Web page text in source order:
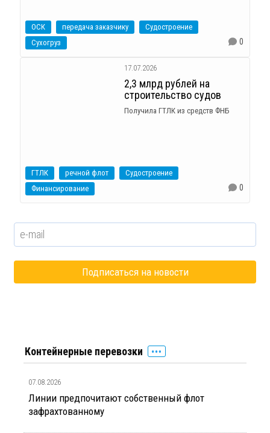
ОСК передача заказчику
Судостроение
Сухогруз
0
17.07.2026
2,3 млрд рублей на
строительство судов
Получила ГТЛК из средств ФНБ
ГТЛК речной флот
Судостроение
Финансирование
0
Контейнерные перевозки
07.08.2026
Линии предпочитают собственный флот
зафрахтованному